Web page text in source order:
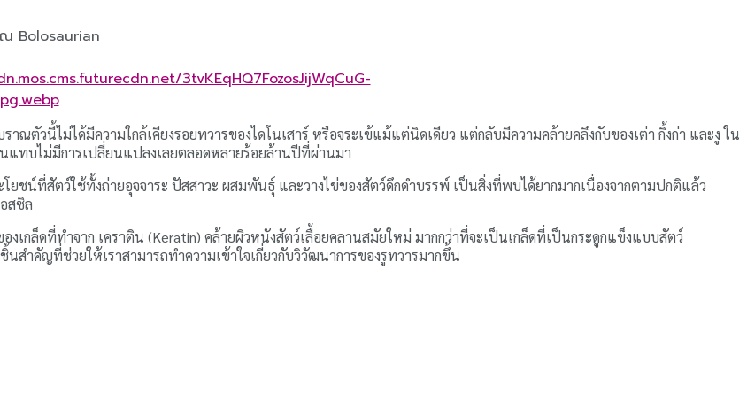
Bolosaurian
3tvKEqHQ7FozosJijWqCuG-
ณตัวนี้ไม่ได้มีความใกล้เคียงรอยทวารของไดโนเสาร์ หรือจระเข้แม้แต่นิดเดียว แต่กลับมีความคล้ายคลึงกับของเต่า กิ้งก่า และงู ใน
แทบไม่มีการเปลี่ยนแปลงเลยตลอดหลายร้อยล้านปีที่ผ่านมา
ชน์ที่สัตว์ใช้ทั้งถ่ายอุจจาระ ปัสสาวะ ผสมพันธุ์ และวางไข่ของสัตว์ดึกดำบรรพ์ เป็นสิ่งที่พบได้ยากมากเนื่องจากตามปกติแล้ว
สซิล
กล็ดที่ทำจาก เคราติน (Keratin) คล้ายผิวหนังสัตว์เลื้อยคลานสมัยใหม่ มากกว่าที่จะเป็นเกล็ดที่เป็นกระดูกแข็งแบบสัตว์
คัญที่ช่วยให้เราสามารถทำความเข้าใจเกี่ยวกับวิวัฒนาการของรูทวารมากขึ้น